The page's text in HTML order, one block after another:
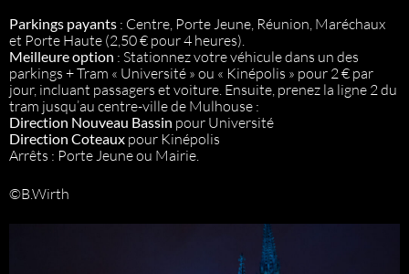
Parkings payants : Centre, Porte Jeune, Réunion, Maréchaux
et Porte Haute (2,50 € pour 4 heures).
Meilleure option : Stationnez votre véhicule dans un des
parkings + Tram « Université » ou « Kinépolis » pour 2 € par
jour, incluant passagers et voiture. Ensuite, prenez la ligne 2 du
tram jusqu’au centre-ville de Mulhouse :
Direction Nouveau Bassin pour Université
Direction Coteaux pour Kinépolis
Arrêts : Porte Jeune ou Mairie.
©B.Wirth